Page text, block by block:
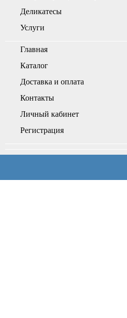
Деликатесы
Услуги
Главная
Каталог
Доставка и оплата
Контакты
Личный кабинет
Регистрация